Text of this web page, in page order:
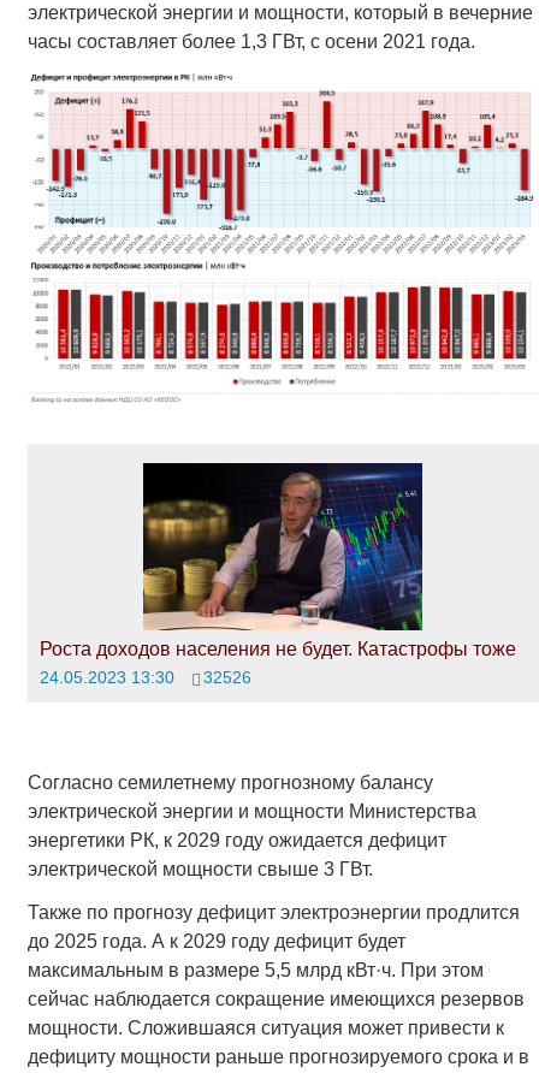
электрической энергии и мощности, который в вечерние
часы составляет более 1,3 ГВт, с осени 2021 года.
Роста доходов населения не будет. Катастрофы тоже
24.05.2023 13:30 32526
Согласно семилетнему прогнозному балансу
электрической энергии и мощности Министерства
энергетики РК, к 2029 году ожидается дефицит
электрической мощности свыше 3 ГВт.
Также по прогнозу дефицит электроэнергии продлится
до 2025 года. А к 2029 году дефицит будет
максимальным в размере 5,5 млрд кВт·ч. При этом
сейчас наблюдается сокращение имеющихся резервов
мощности. Сложившаяся ситуация может привести к
дефициту мощности раньше прогнозируемого срока и в